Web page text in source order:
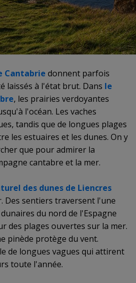
Cantabrie donnent parfois
laissés à l'état brut. Dans le
, les prairies verdoyantes
l'océan. Les vaches
tandis que de longues plages
les estuaires et les dunes. On y
que pour admirer la
cantabre et la mer.
des dunes de Liencres
Des sentiers traversent l'une
du nord de l'Espagne
des plages ouvertes sur la mer.
pinède protège du vent.
de longues vagues qui attirent
toute l'année.